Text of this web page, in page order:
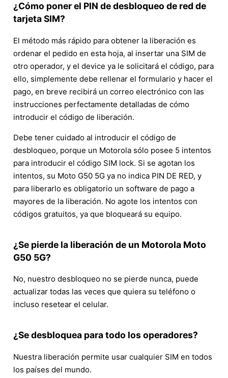
¿Cómo poner el PIN de desbloqueo de red de
tarjeta SIM?
El método más rápido para obtener la liberación es
ordenar el pedido en esta hoja, al insertar una SIM de
otro operador, y el device ya le solicitará el código, para
ello, simplemente debe rellenar el formulario y hacer el
pago, en breve recibirá un correo electrónico con las
instrucciones perfectamente detalladas de cómo
introducir el código de liberación.
Debe tener cuidado al introducir el código de
desbloqueo, porque un Motorola sólo posee 5 intentos
para introducir el código SIM lock. Si se agotan los
intentos, su Moto G50 5G ya no indica PIN DE RED, y
para liberarlo es obligatorio un software de pago a
mayores de la liberación. No agote los intentos con
códigos gratuitos, ya que bloqueará su equipo.
¿Se pierde la liberación de un Motorola Moto
G50 5G?
No, nuestro desbloqueo no se pierde nunca, puede
actualizar todas las veces que quiera su teléfono o
incluso resetear el celular.
¿Se desbloquea para todo los operadores?
Nuestra liberación permite usar cualquier SIM en todos
los países del mundo.